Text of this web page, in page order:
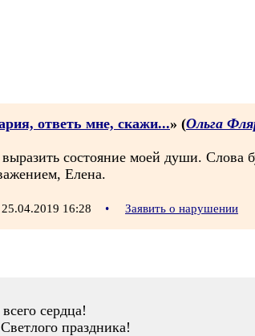
ответь мне, скажи...» (Ольга
состояние моей души. Слова
Елена.
16:28 • Заявить о нарушении
сердца!
праздника!